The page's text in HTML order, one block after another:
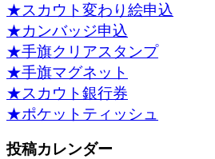
★スカウト変わり絵申込
★カンバッジ申込
★手旗クリアスタンプ
★手旗マグネット
★スカウト銀行券
★ポケットティッシュ
投稿カレンダー